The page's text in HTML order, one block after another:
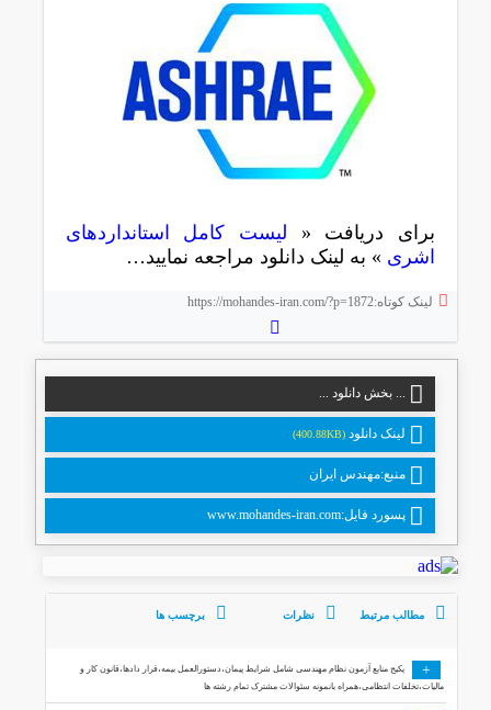
برای دریافت « لیست کامل استانداردهای
اشری » به لینک دانلود مراجعه نمایید…
لینک کوتاه:https://mohandes-iran.com/?p=1872
... بخش دانلود ...
لینک دانلود (400.88KB)
منبع:مهندس ایران
پسورد فایل:www.mohandes-iran.com
مطالب مرتبط نظرات برچسب ها
+
پکیج منابع آزمون نظام مهندسی شامل شرایط پیمان،دستورالعمل بیمه،قرار دادها،قانون کار و
مالیات،تخلفات انتظامی،همراه بانمونه سئوالات مشترک تمام رشته ها